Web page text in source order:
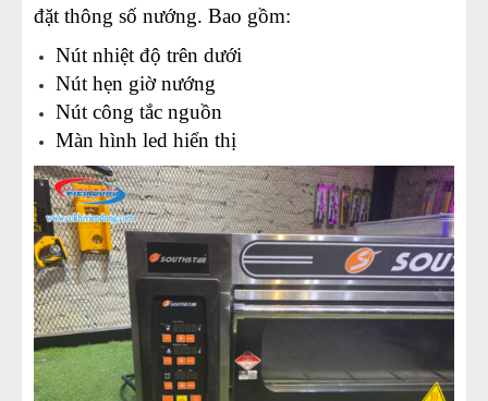
đặt thông số nướng. Bao gồm:
Nút nhiệt độ trên dưới
Nút hẹn giờ nướng
Nút công tắc nguồn
Màn hình led hiển thị